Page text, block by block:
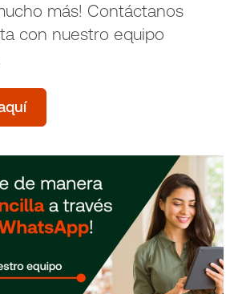
más! Contáctanos
con nuestro equipo